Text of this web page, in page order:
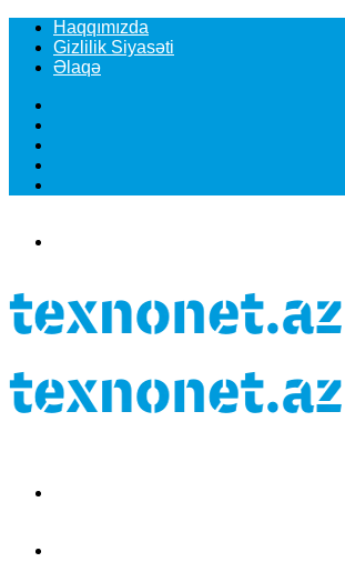
Haqqımızda
Gizlilik Siyasəti
Əlaqə